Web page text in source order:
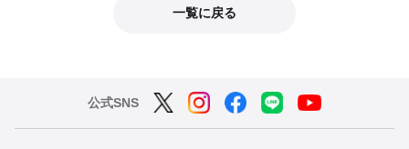
一覧に戻る
公式SNS